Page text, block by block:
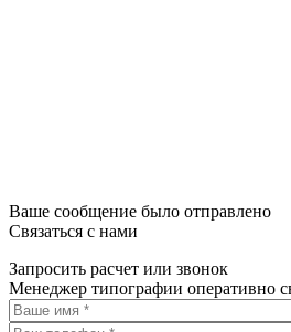
Ваше сообщение было отправлено
Связаться с нами
Запросить расчет или звонок
Менеджер типографии оперативно